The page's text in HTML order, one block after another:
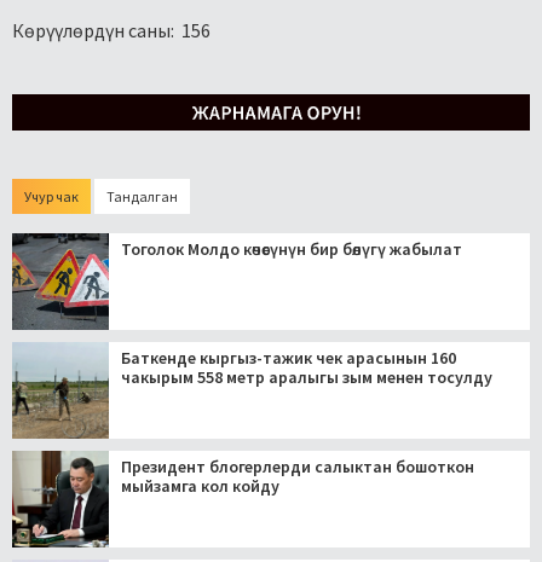
Көрүүлөрдүн саны: 156
Учур чак Тандалган
Тоголок Молдо көчөсүнүн бир бөлүгү жабылат
Баткенде кыргыз-тажик чек арасынын 160
чакырым 558 метр аралыгы зым менен тосулду
Президент блогерлерди салыктан бошоткон
мыйзамга кол койду